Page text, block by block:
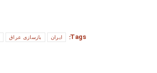
Tags:
ایران بازسازی عراق